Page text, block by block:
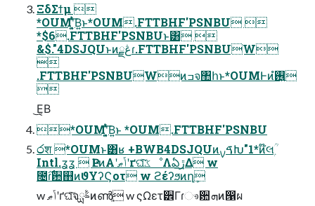
ΞδΣϯμ 
*OUMʹ͍͓ͭͯ͞Β͍ͱ*OUM.FTTBHF'PSNBU 
*$6.FTTBHF'PSNBUͱ͸ 
&$."4DSJQUͱͷڠྗɾ.FTTBHF'PSNBUW

.FTTBHF'PSNBUWͷߏจ঺հͱ*OUMͰͷ࢖͍ํ

͜Ε͔Β
*OUMʹ͍͓ͭͯ͞Β͍ͱ *OUM.FTTBHF'PSNBU
෮श *OUMͱ͸ʁ +BWB4DSJQUͷࠃࡍԽ"1*ͷ໊લۭؒ
Intl.ʓʓ  ҎԼͷΑ͏ʹݴޠʹґଘͨ͠ػೳΛఏڙ͢Δ w
೔࣌ɾ਺஋ͷϑΥʔϚοτ w ϩέʔϧͷղܾ
w ݴޠʹґଘͨ͠จࣈྻͷൺֱ w ςΩετ۠੾Γɾෳ਺ܗͷ൑ผ